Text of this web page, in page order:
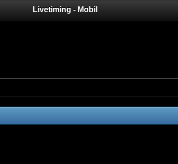
Livetiming - Mobil